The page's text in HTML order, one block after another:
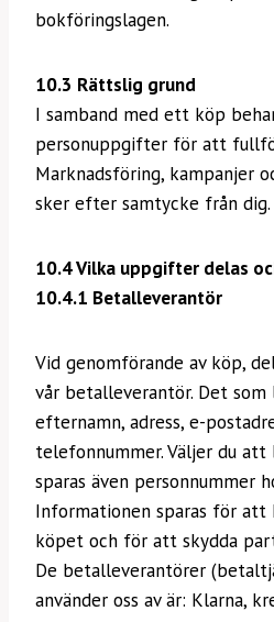
bokföringslagen.
10.3 Rättslig grund
I samband med ett köp
personuppgifter för att
Marknadsföring, kampanjer
sker efter samtycke från dig.
10.4 Vilka uppgifter delas
10.4.1 Betalleverantör
Vid genomförande av köp,
vår betalleverantör. Det som
efternamn, adress, e-
telefonnummer. Väljer du
sparas även personnummer
Informationen sparas för att
köpet och för att skydda
De betalleverantörer
använder oss av är: Klarna,